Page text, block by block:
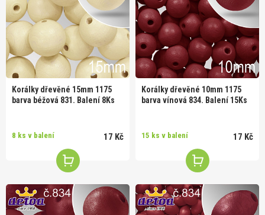
Korálky dřevěné 15mm 1175
barva béžová 831. Balení 8Ks
8 ks v balení 17 Kč
Korálky dřevěné 10mm 1175
barva vínová 834. Balení 15Ks
15 ks v balení 17 Kč